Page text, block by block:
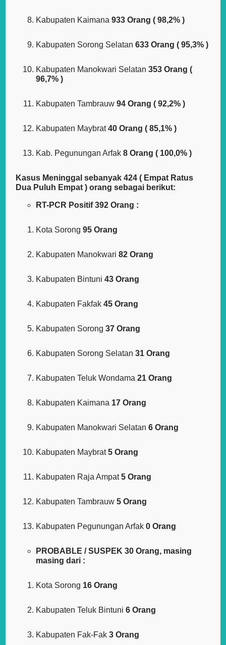
Kabupaten Kaimana933 Orang ( 98,2% )
Kabupaten Sorong Selatan633 Orang ( 95,3% )
Kabupaten Manokwari Selatan353 Orang (
96,7% )
Kabupaten Tambrauw94 Orang ( 92,2% )
Kabupaten Maybrat40 Orang ( 85,1% )
Kab. Pegunungan Arfak8 Orang ( 100,0% )
Kasus Meninggal sebanyak 424 ( Empat Ratus
Dua Puluh Empat ) orang sebagai berikut:
RT-PCR Positif 392 Orang :
Kota Sorong95 Orang
Kabupaten Manokwari82 Orang
Kabupaten Bintuni43 Orang
Kabupaten Fakfak45 Orang
Kabupaten Sorong37 Orang
Kabupaten Sorong Selatan31 Orang
Kabupaten Teluk Wondama21 Orang
Kabupaten Kaimana 17 Orang
Kabupaten Manokwari Selatan6 Orang
Kabupaten Maybrat5 Orang
Kabupaten Raja Ampat5 Orang
Kabupaten Tambrauw5 Orang
Kabupaten Pegunungan Arfak0 Orang
PROBABLE / SUSPEK 30 Orang, masing
masing dari :
Kota Sorong 16 Orang
Kabupaten Teluk Bintuni6 Orang
Kabupaten Fak-Fak3 Orang